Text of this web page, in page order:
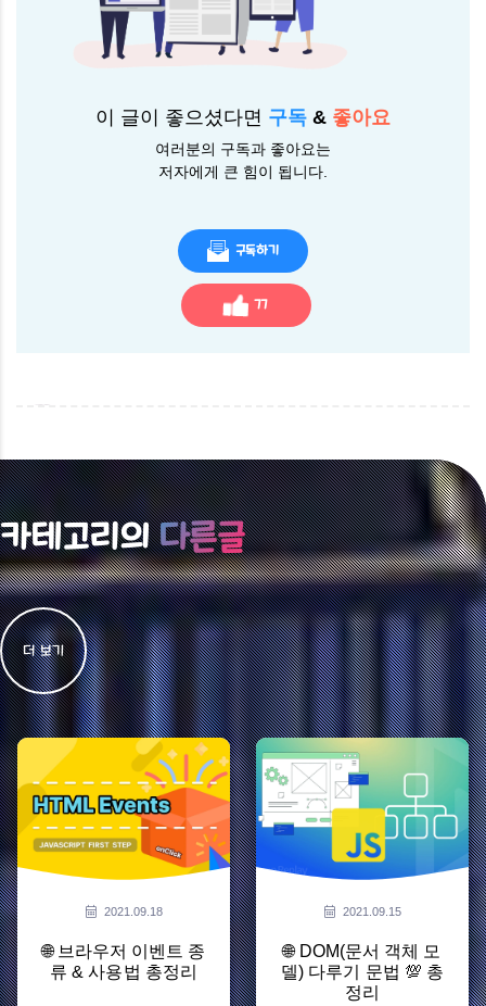
이 글이 좋으셨다면 구독 & 좋아요
여러분의 구독과 좋아요는
저자에게 큰 힘이 됩니다.
구독하기
77
카테고리의다른글
더 보기
2021.09.18
🌐 브라우저 이벤트 종
류 & 사용법 총정리
2021.09.15
🌐 DOM(문서 객체 모
델) 다루기 문법 💯 총
정리